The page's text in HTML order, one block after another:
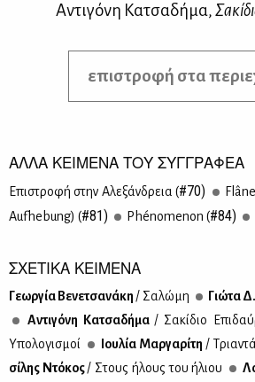
Αντιγόνη Κατσαδήμα,
επιστροφή στα
ΑΛΛΑ ΚΕΙΜΕΝΑ ΤΟΥ ΣΥΓΓΡΑΦΕΑ
Επι­στρο­φή στην Αλε­ξάν­δρεια (#70)
Aufhebung) (#81) Phénomenon (#84)
ΣΧΕΤΙΚΑ ΚΕΙΜΕΝΑ
Γε­ωρ­γία Βε­νε­τσα­νά­κη / Σα­λώ­μη Γιώ­τα
Αντι­γό­νη Κα­τσα­δή­μα / Σα­κί­διο
Υπο­λο­γι­σμοί
Ιου­λία Μαρ­γα­ρί­τη /
σί­λης Ντό­κος/ Στους ήλους του ήλιου